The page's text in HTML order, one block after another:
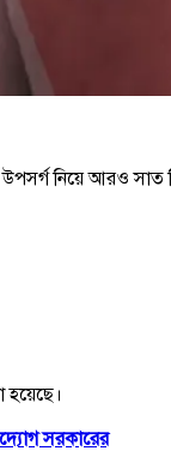
উপসর্গ নিয়ে আরও
হয়েছে।
সরকারের